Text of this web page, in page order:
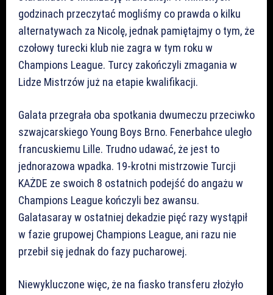
godzinach przeczytać mogliśmy co prawda o kilku
alternatywach za Nicolę, jednak pamiętajmy o tym, że
czołowy turecki klub nie zagra w tym roku w
Champions League. Turcy zakończyli zmagania w
Lidze Mistrzów już na etapie kwalifikacji.
Galata przegrała oba spotkania dwumeczu przeciwko
szwajcarskiego Young Boys Brno. Fenerbahce uległo
francuskiemu Lille. Trudno udawać, że jest to
jednorazowa wpadka. 19-krotni mistrzowie Turcji
KAŻDE ze swoich 8 ostatnich podejść do angażu w
Champions League kończyli bez awansu.
Galatasaray w ostatniej dekadzie pięć razy wystąpił
w fazie grupowej Champions League, ani razu nie
przebił się jednak do fazy pucharowej.
Niewykluczone więc, że na fiasko transferu złożyło